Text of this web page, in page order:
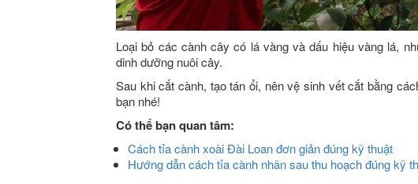
Loại bỏ các cành cây có lá vàng và dấu hiệu vàng lá,
dinh dưỡng nuôi cây.
Sau khi cắt cành, tạo tán ổi, nên vệ sinh vết cắt bằng
bạn nhé!
Có thể bạn quan tâm:
Cách tỉa cành xoài Đài Loan đơn giản đúng kỹ thuật
Hướng dẫn cách tỉa cành nhãn sau thu hoạch đúng kỹ